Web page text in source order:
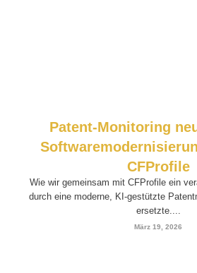
Patent-Monitoring
CFProfile
Wie wir gemeinsam mit CFProfile ein
durch eine moderne, KI-gestützte
ersetzte....
März 19, 2026